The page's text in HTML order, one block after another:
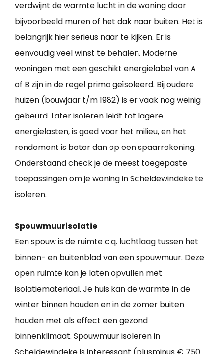
verdwijnt de warmte lucht in de woning door
bijvoorbeeld muren of het dak naar buiten. Het is
belangrijk hier serieus naar te kijken. Er is
eenvoudig veel winst te behalen. Moderne
woningen met een geschikt energielabel van A
of B zijn in de regel prima geïsoleerd. Bij oudere
huizen (bouwjaar t/m 1982) is er vaak nog weinig
gebeurd. Later isoleren leidt tot lagere
energielasten, is goed voor het milieu, en het
rendement is beter dan op een spaarrekening.
Onderstaand check je de meest toegepaste
toepassingen om jewoning in Scheldewindeke te
isoleren.
Spouwmuurisolatie
Een spouw is de ruimte c.q. luchtlaag tussen het
binnen- en buitenblad van een spouwmuur. Deze
open ruimte kan je laten opvullen met
isolatiemateriaal. Je huis kan de warmte in de
winter binnen houden en in de zomer buiten
houden met als effect een gezond
binnenklimaat. Spouwmuur isoleren in